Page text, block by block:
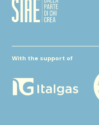
With the support of